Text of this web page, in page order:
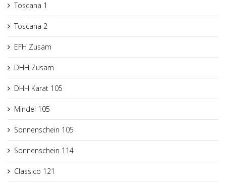
Toscana 1
Toscana 2
EFH Zusam
DHH Zusam
DHH Karat 105
Mindel 105
Sonnenschein 105
Sonnenschein 114
Classico 121